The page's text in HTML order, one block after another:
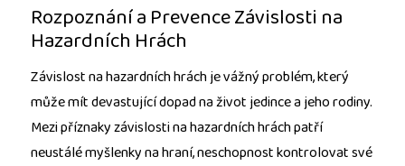
Rozpoznání a Prevence Závislosti na
Hazardních Hrách
Závislost na hazardních hrách je vážný problém, který
může mít devastující dopad na život jedince a jeho rodiny.
Mezi příznaky závislosti na hazardních hrách patří
neustálé myšlenky na hraní, neschopnost kontrolovat své